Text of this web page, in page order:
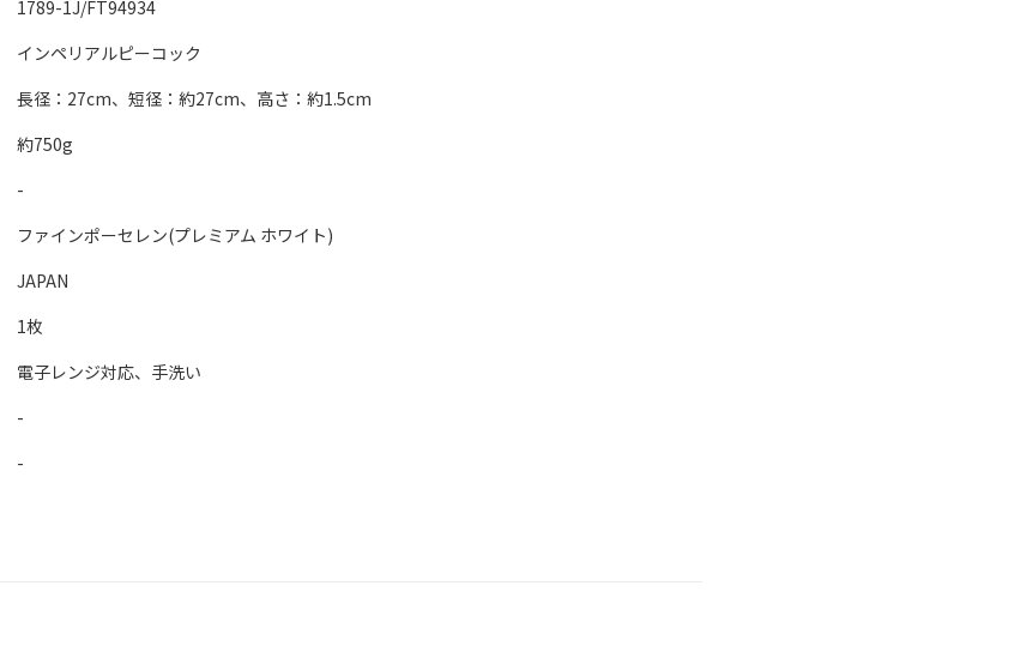
1789-1J/FT94934
インペリアルピーコック
長径：27cm、短径：約27cm、高さ：約1.5cm
約750g
-
ファインポーセレン(プレミアム ホワイト)
JAPAN
1枚
電子レンジ対応、手洗い
-
-